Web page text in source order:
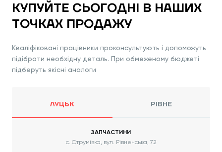
КУПУЙТЕ СЬОГОДНІ В НАШИХ
ТОЧКАХ ПРОДАЖУ
Кваліфіковані працівники проконсультують і допоможуть
підібрати необхідну деталь. При обмеженому бюджеті
підберуть якісні аналоги
ЛУЦЬК РІВНЕ
ЗАПЧАСТИНИ
с. Струмівка, вул. Рівненська, 72